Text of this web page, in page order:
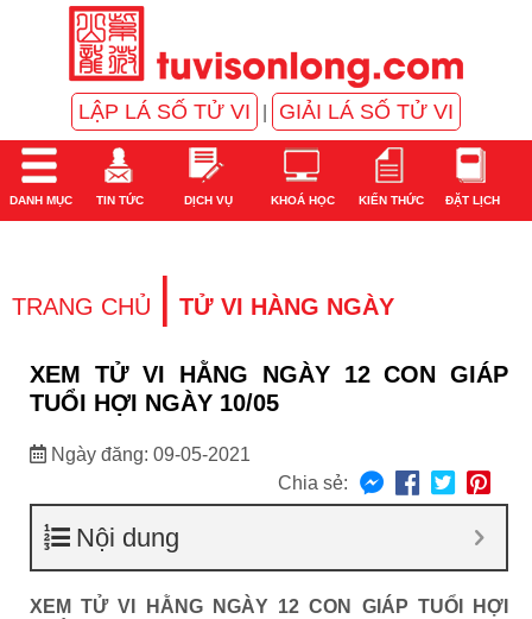
LẬP LÁ SỐ TỬ VI GIẢI LÁ SỐ TỬ VI
DANH MỤC TIN TỨC DỊCH VỤ KHOÁ HỌC KIẾN THỨC ĐẶT LỊCH
TRANG CHỦ | TỬ VI HÀNG NGÀY
XEM TỬ VI HẰNG NGÀY 12 CON GIÁP
TUỔI HỢI NGÀY 10/05
Ngày đăng: 09-05-2021
Chia sẻ:
Nội dung
XEM TỬ VI HẰNG NGÀY 12 CON GIÁP TUỔI HỢI